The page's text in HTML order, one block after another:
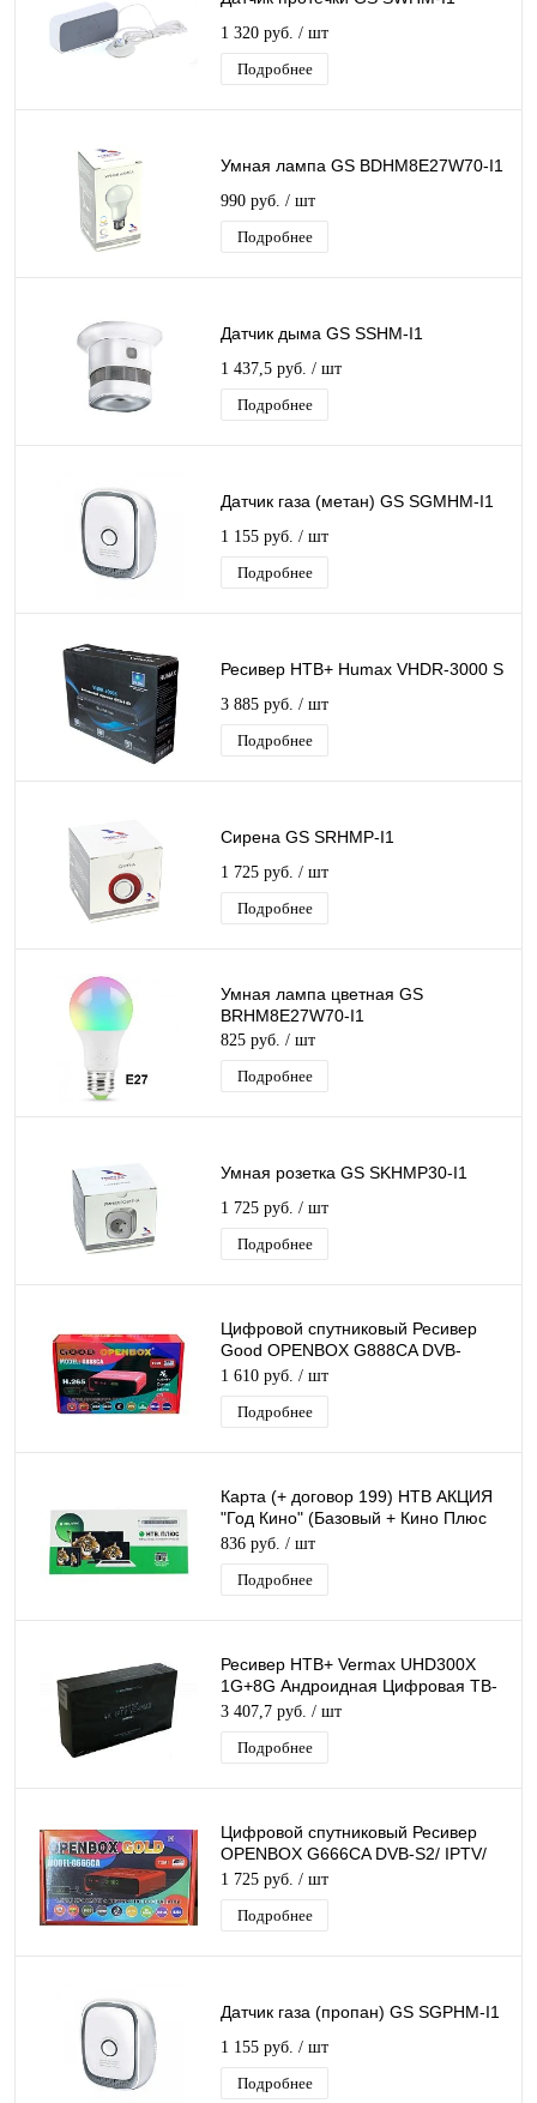
1 320 руб. / шт
Подробнее
Умная лампа GS BDHM8E27W70-I1
990 руб. / шт
Подробнее
Датчик дыма GS SSHM-I1
1 437,5 руб. / шт
Подробнее
Датчик газа (метан) GS SGMHM-I1
1 155 руб. / шт
Подробнее
Ресивер НТВ+ Humax VHDR-3000 S
3 885 руб. / шт
Подробнее
Сирена GS SRHMP-I1
1 725 руб. / шт
Подробнее
Умная лампа цветная GS
BRHM8E27W70-I1
825 руб. / шт
Подробнее
Умная розетка GS SKHMP30-I1
1 725 руб. / шт
Подробнее
Цифровой спутниковый Ресивер
Good OPENBOX G888CA DVB-
S2/IPTV/T2MI слот для
карты,поддержка 3G модема
1 610 руб. / шт
Подробнее
Карта (+ договор 199) НТВ АКЦИЯ
"Год Кино" (Базовый + Кино Плюс
на 1 год ).
836 руб. / шт
Подробнее
Ресивер НТВ+ Vermax UHD300X
1G+8G Андроидная Цифровая ТВ-
приставка 4К IPTV Smart TV
3 407,7 руб. / шт
Подробнее
Цифровой спутниковый Ресивер
OPENBOX G666CA DVB-S2/ IPTV/
T2MI слот для карты, поддержка 3G
модема
1 725 руб. / шт
Подробнее
Датчик газа (пропан) GS SGPHM-I1
1 155 руб. / шт
Подробнее